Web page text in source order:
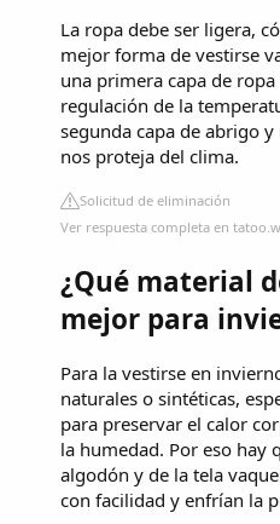
La ropa debe ser ligera,
mejor forma de vestirse
una primera capa de
regulación de la
segunda capa de abrigo
nos proteja del clima.
Solicitud de eliminación
Ver respuesta completa en
¿Qué material
mejor para
Para la vestirse en
naturales o sintéticas,
para preservar el calor
la humedad. Por eso hay
algodón y de la tela
con facilidad y enfrían la